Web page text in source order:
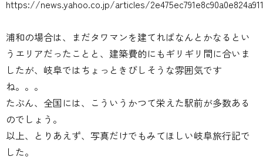
https://news.yahoo.co.jp/articles/
浦和の場合は、まだタワマンを建てればなんとかなるとい
うエリアだったことと、建築費的にもギリギリ間に合いま
したが、岐阜ではちょっときびしそうな雰囲気です
ね。。。
たぶん、全国には、こういうかつて栄えた駅前が多数ある
のでしょう。
以上、とりあえず、写真だけでもみてほしい岐阜旅行記で
した。